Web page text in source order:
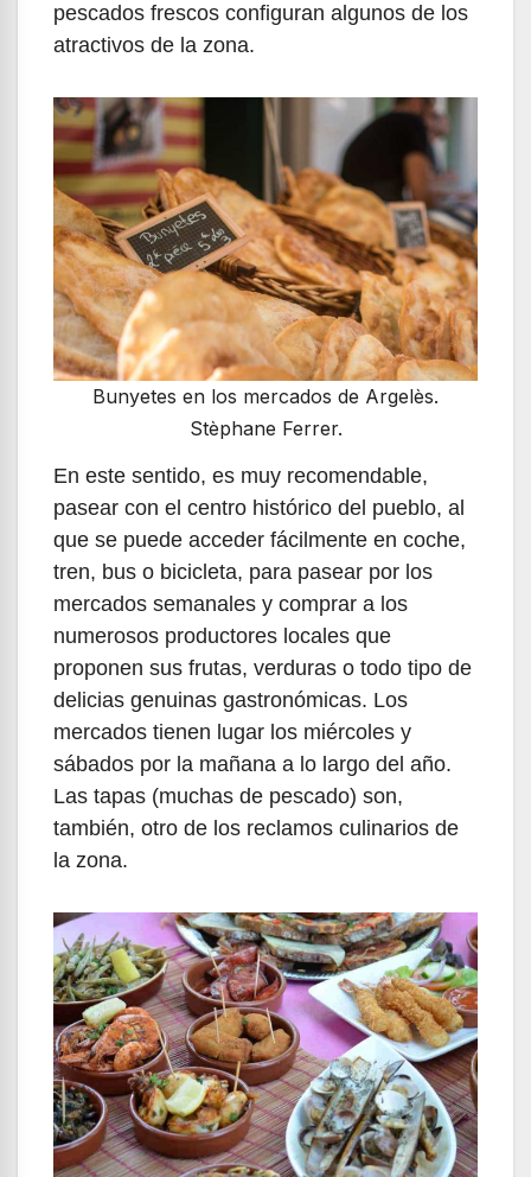
pescados frescos configuran algunos de los
atractivos de la zona.
Bunyetes en los mercados de Argelès.
Stèphane Ferrer.
En este sentido, es muy recomendable,
pasear con el centro histórico del pueblo, al
que se puede acceder fácilmente en coche,
tren, bus o bicicleta, para pasear por los
mercados semanales y comprar a los
numerosos productores locales que
proponen sus frutas, verduras o todo tipo de
delicias genuinas gastronómicas. Los
mercados tienen lugar los miércoles y
sábados por la mañana a lo largo del año.
Las tapas (muchas de pescado) son,
también, otro de los reclamos culinarios de
la zona.